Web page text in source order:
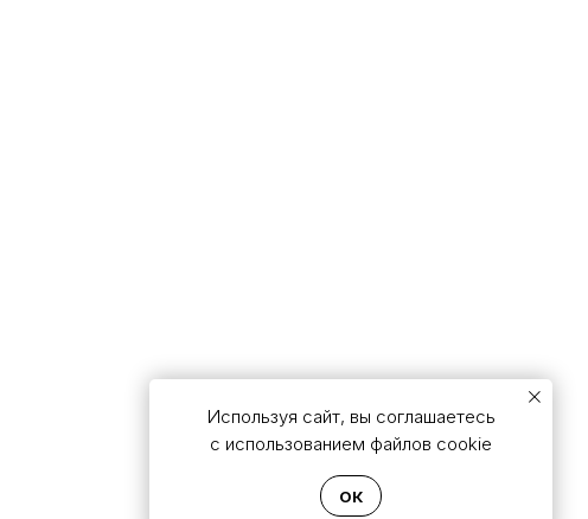
Используя сайт, вы соглашаетесь
с использованием файлов cookie
ОК